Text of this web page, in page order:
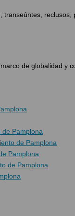
reclusos,
de globalidad y
Pamplona
de Pamplona
Pamplona
de Pamplona